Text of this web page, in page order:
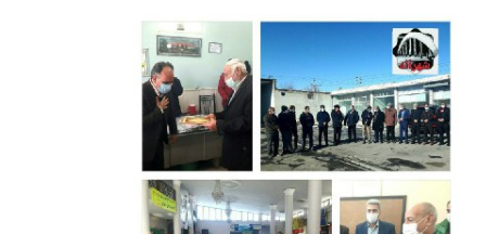
قوچان
ارتباط با ما